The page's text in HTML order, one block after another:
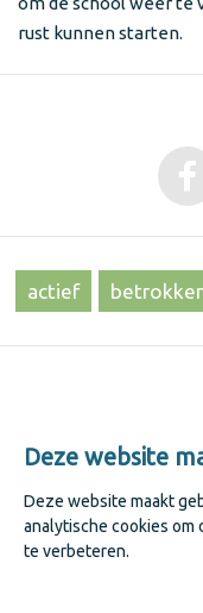
Deze website
Deze website maakt
analytische cookies
te verbeteren.
rust kunnen starten.
actief